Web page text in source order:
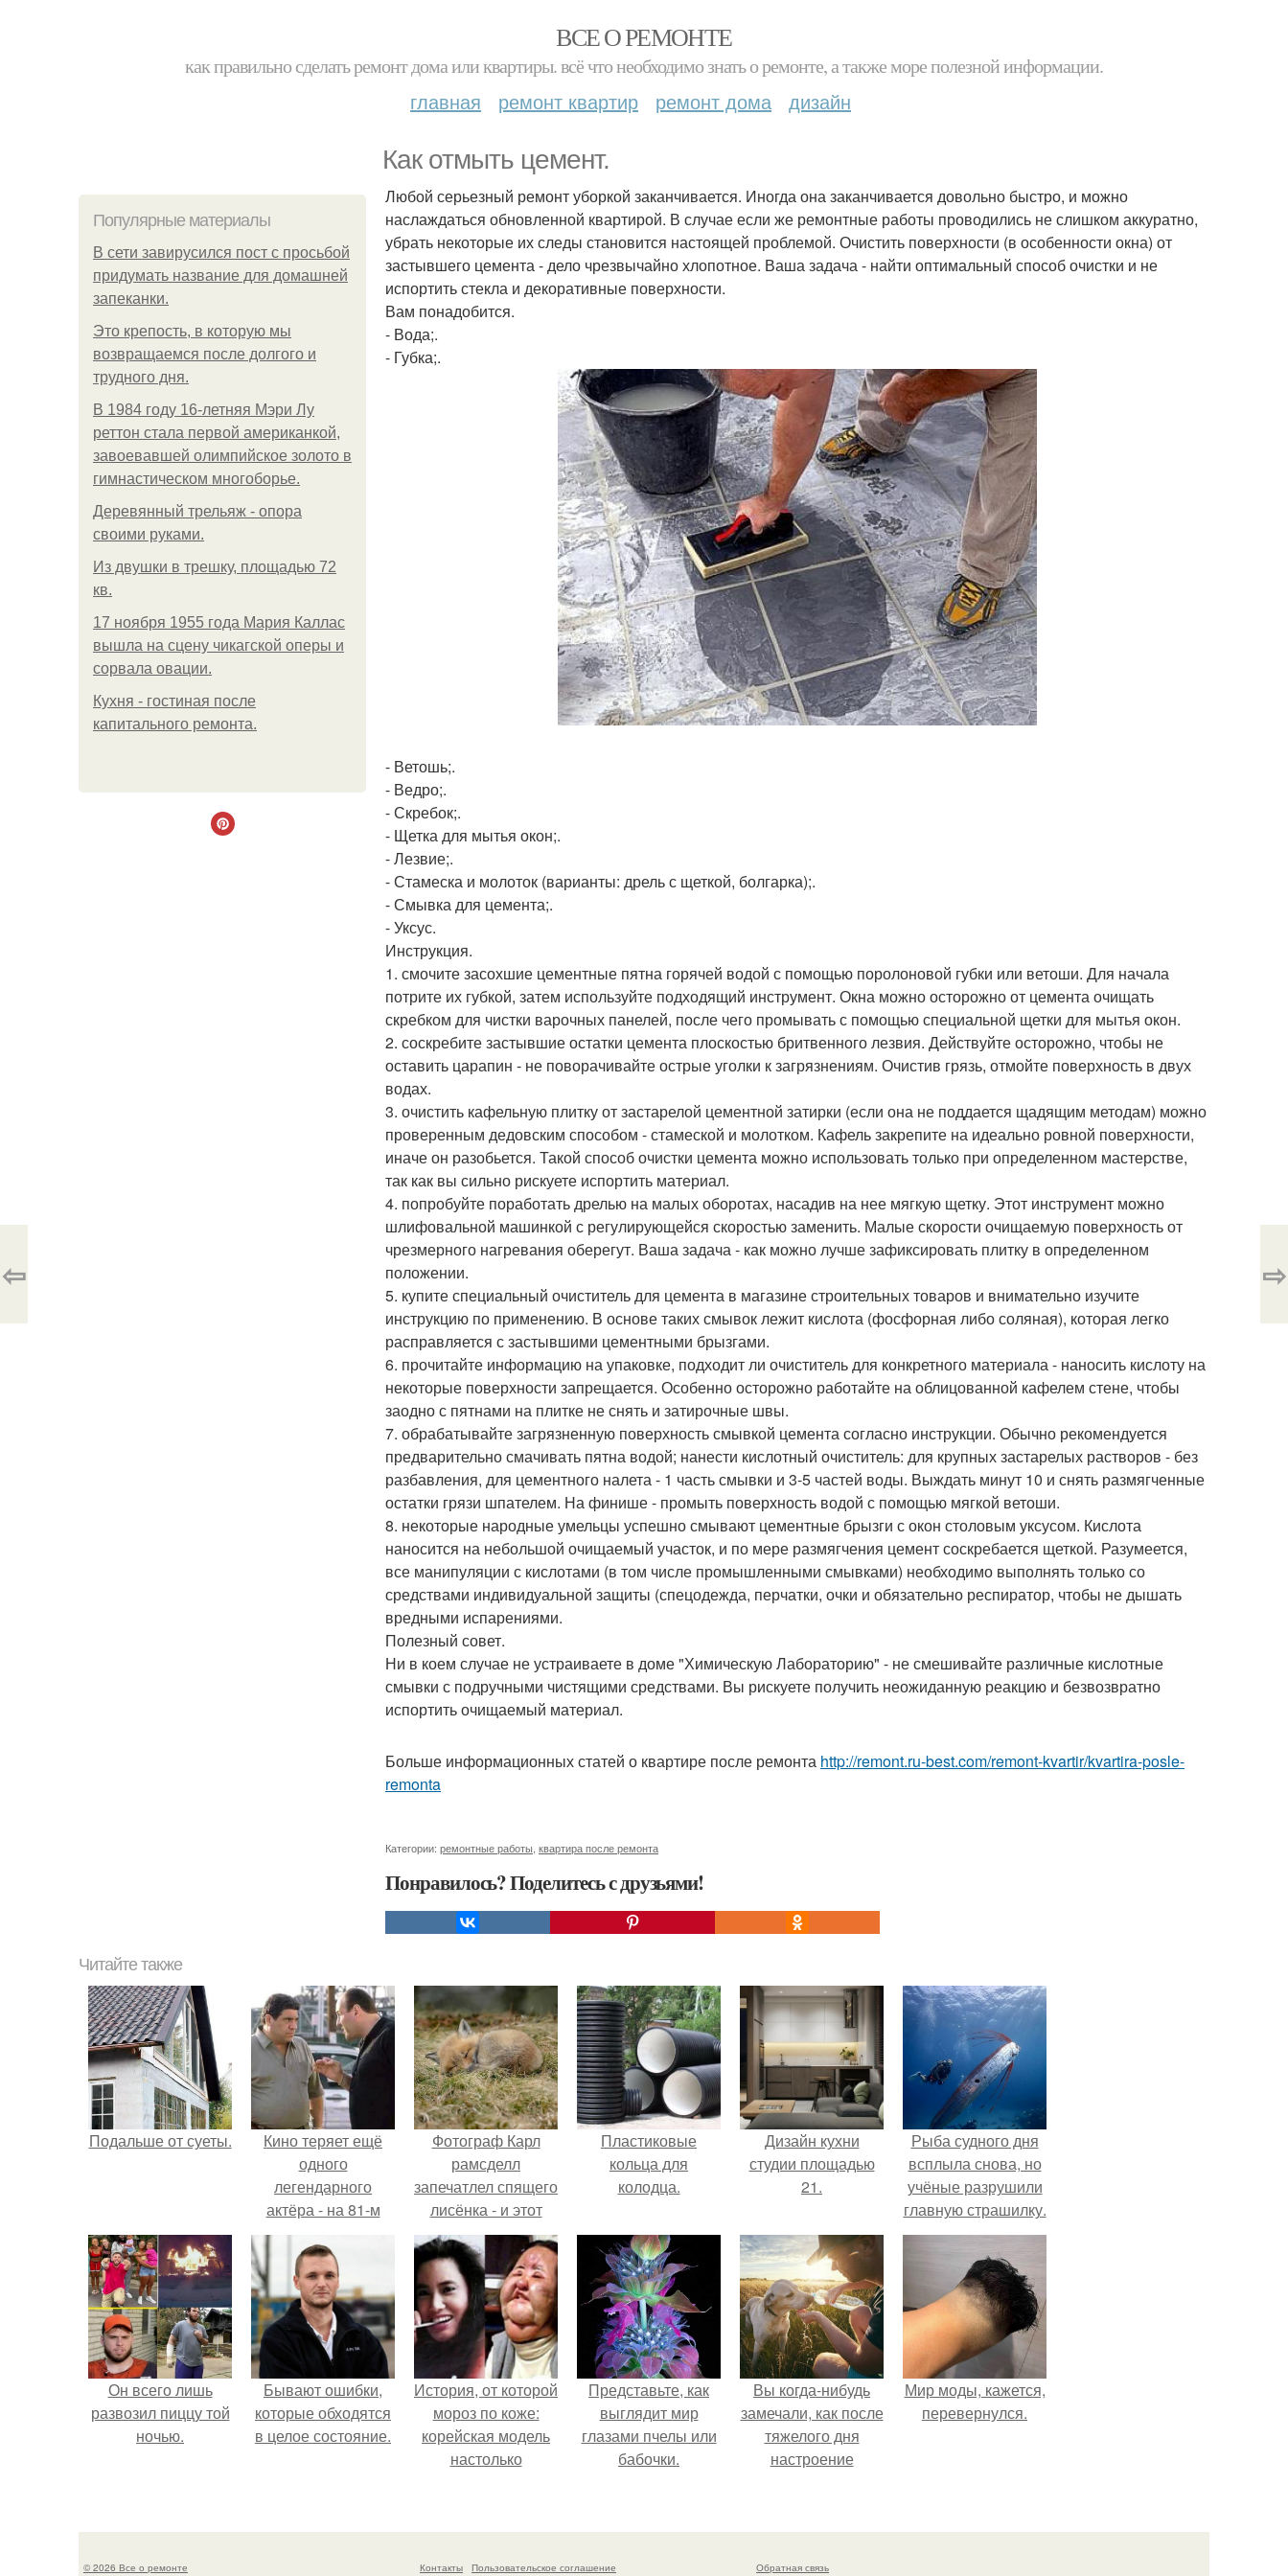
ВСЕ О РЕМОНТЕ
как правильно сделать ремонт дома или квартиры. всё что необходимо знать о ремонте, а также море полезной информации.
главная ремонт квартир ремонт дома дизайн
Как отмыть цемент.
Популярные материалы
В сети завирусился пост с просьбой
придумать название для домашней
запеканки.
Это крепость, в которую мы
возвращаемся после долгого и
трудного дня.
В 1984 году 16-летняя Мэри Лу
реттон стала первой американкой,
завоевавшей олимпийское золото в
гимнастическом многоборье.
Деревянный трельяж - опора
своими руками.
Из двушки в трешку, площадью 72
кв.
17 ноября 1955 года Мария Каллас
вышла на сцену чикагской оперы и
сорвала овации.
Кухня - гостиная после
капитального ремонта.
Любой серьезный ремонт уборкой заканчивается. Иногда она заканчивается довольно быстро, и можно
наслаждаться обновленной квартирой. В случае если же ремонтные работы проводились не слишком аккуратно,
убрать некоторые их следы становится настоящей проблемой. Очистить поверхности (в особенности окна) от
застывшего цемента - дело чрезвычайно хлопотное. Ваша задача - найти оптимальный способ очистки и не
испортить стекла и декоративные поверхности.
Вам понадобится.
- Вода;.
- Губка;.
- Ветошь;.
- Ведро;.
- Скребок;.
- Щетка для мытья окон;.
- Лезвие;.
- Стамеска и молоток (варианты: дрель с щеткой, болгарка);.
- Смывка для цемента;.
- Уксус.
Инструкция.
1. смочите засохшие цементные пятна горячей водой с помощью поролоновой губки или ветоши. Для начала
потрите их губкой, затем используйте подходящий инструмент. Окна можно осторожно от цемента очищать
скребком для чистки варочных панелей, после чего промывать с помощью специальной щетки для мытья окон.
2. соскребите застывшие остатки цемента плоскостью бритвенного лезвия. Действуйте осторожно, чтобы не
оставить царапин - не поворачивайте острые уголки к загрязнениям. Очистив грязь, отмойте поверхность в двух
водах.
3. очистить кафельную плитку от застарелой цементной затирки (если она не поддается щадящим методам) можно
проверенным дедовским способом - стамеской и молотком. Кафель закрепите на идеально ровной поверхности,
иначе он разобьется. Такой способ очистки цемента можно использовать только при определенном мастерстве,
так как вы сильно рискуете испортить материал.
4. попробуйте поработать дрелью на малых оборотах, насадив на нее мягкую щетку. Этот инструмент можно
шлифовальной машинкой с регулирующейся скоростью заменить. Малые скорости очищаемую поверхность от
чрезмерного нагревания оберегут. Ваша задача - как можно лучше зафиксировать плитку в определенном
положении.
5. купите специальный очиститель для цемента в магазине строительных товаров и внимательно изучите
инструкцию по применению. В основе таких смывок лежит кислота (фосфорная либо соляная), которая легко
расправляется с застывшими цементными брызгами.
6. прочитайте информацию на упаковке, подходит ли очиститель для конкретного материала - наносить кислоту на
некоторые поверхности запрещается. Особенно осторожно работайте на облицованной кафелем стене, чтобы
заодно с пятнами на плитке не снять и затирочные швы.
7. обрабатывайте загрязненную поверхность смывкой цемента согласно инструкции. Обычно рекомендуется
предварительно смачивать пятна водой; нанести кислотный очиститель: для крупных застарелых растворов - без
разбавления, для цементного налета - 1 часть смывки и 3-5 частей воды. Выждать минут 10 и снять размягченные
остатки грязи шпателем. На финише - промыть поверхность водой с помощью мягкой ветоши.
8. некоторые народные умельцы успешно смывают цементные брызги с окон столовым уксусом. Кислота
наносится на небольшой очищаемый участок, и по мере размягчения цемент соскребается щеткой. Разумеется,
все манипуляции с кислотами (в том числе промышленными смывками) необходимо выполнять только со
средствами индивидуальной защиты (спецодежда, перчатки, очки и обязательно респиратор, чтобы не дышать
вредными испарениями.
Полезный совет.
Ни в коем случае не устраиваете в доме "Химическую Лабораторию" - не смешивайте различные кислотные
смывки с подручными чистящими средствами. Вы рискуете получить неожиданную реакцию и безвозвратно
испортить очищаемый материал.
Больше информационных статей о квартире после ремонта http://remont.ru-best.com/remont-kvartir/kvartira-posle-
remonta
Категории: ремонтные работы квартира после ремонта
Понравилось? Поделитесь с друзьями!
⇦ ⇨
Читайте также
Подальше от суеты.
Кино теряет ещё
одного
легендарного
актёра - на 81-м
году жизни не стало
Винсента пасторе.
Фотограф Карл
рамсделл
запечатлел спящего
лисёнка - и этот
кадр способен
растопить даже
самое суровое
сердце.
Пластиковые
кольца для
колодца.
Дизайн кухни
студии площадью
21.
Рыба судного дня
всплыла снова, но
учёные разрушили
главную страшилку.
Он всего лишь
развозил пиццу той
ночью.
Бывают ошибки,
которые обходятся
в целое состояние.
История, от которой
мороз по коже:
корейская модель
настолько
вколола себе в
Представьте, как
выглядит мир
глазами пчелы или
бабочки.
Вы когда-нибудь
замечали, как после
тяжелого дня
настроение
своего питомца?
Мир моды, кажется,
перевернулся.
© 2026 Все о ремонте Контакты Пользовательское соглашение Обратная связь